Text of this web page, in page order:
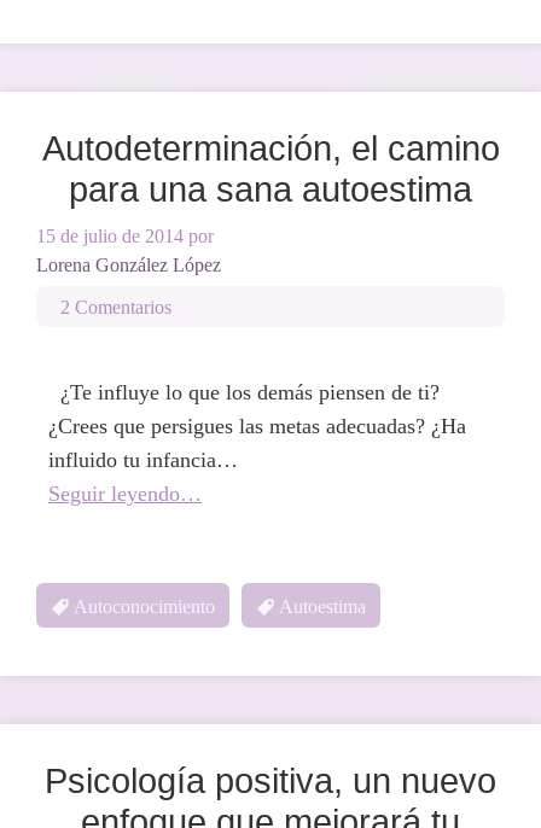
Autodeterminación, el camino
para una sana autoestima
15 de julio de 2014 por
Lorena González López
2 Comentarios
¿Te influye lo que los demás piensen de ti?
¿Crees que persigues las metas adecuadas? ¿Ha
influido tu infancia…
Seguir leyendo…
Autoconocimiento Autoestima
Psicología positiva, un nuevo